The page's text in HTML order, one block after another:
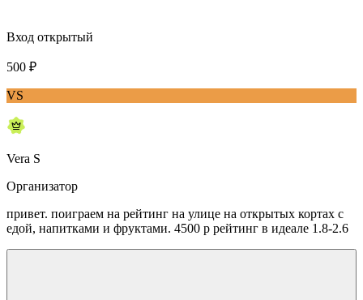
Вход открытый
500 ₽
VS
Vera S
Организатор
привет. поиграем на рейтинг на улице на открытых кортах с
едой, напитками и фруктами. 4500 р рейтинг в идеале 1.8-2.6